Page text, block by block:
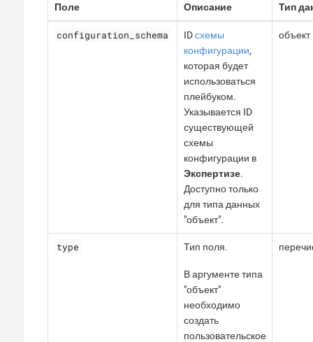
Поле Описание Тип
configuration_schema IDсхемы
конфигурации,
которая будет
использоваться
плейбуком.
Указывается ID
существующей
схемы
конфигурации в
Экспертизе.
Доступно только
для типа данных
"объект".
объект
type Тип поля.
В аргументе типа
"объект"
необходимо
создать
пользовательское